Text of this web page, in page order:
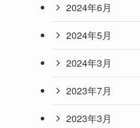
2024年6月
2024年5月
2024年3月
2023年7月
2023年3月